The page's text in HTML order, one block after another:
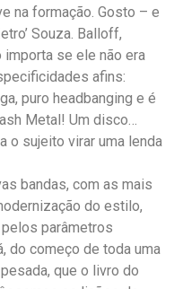
na formação. Gosto – e
Souza. Balloff,
importa se ele não era
afins:
puro headbanging e é
Metal! Um disco…
o sujeito virar uma lenda
bandas, com as mais
do estilo,
parâmetros
do começo de toda uma
que o livro do